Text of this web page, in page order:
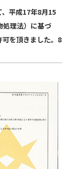
平成17年8月15
処理法）に基づ
を頂きました。8